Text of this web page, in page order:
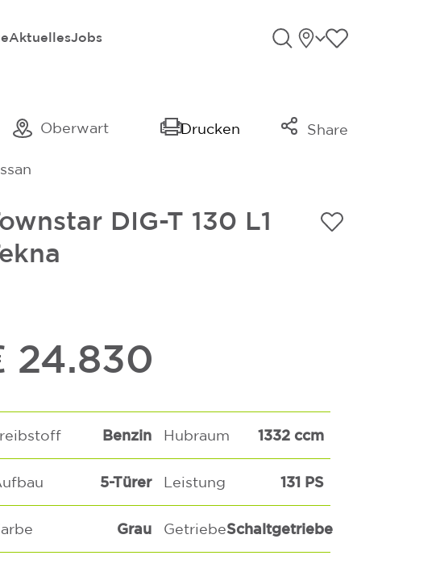
AktuellesJobs StandorteFavoriten
Oberwart Drucken Share
Whatsapp
DIG-T 130 L1
24.830
Benzin
5-Türer
Grau
Hubraum 1332 ccm
Leistung 131 PS
GetriebeSchaltgetriebe